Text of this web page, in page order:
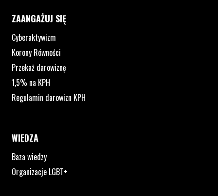
ZAANGAŻUJ SIĘ
Cyberaktywizm
Korony Równości
Przekaż darowiznę
1,5% na KPH
Regulamin darowizn KPH
WIEDZA
Baza wiedzy
Organizacje LGBT+